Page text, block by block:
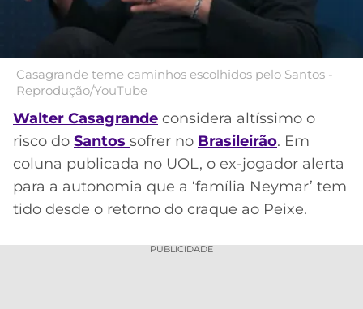
MELHORES
APOSTAS
CASSINOS
ONLINE
MELHORES
CASSINOS
2026
BOTAFOGO
VASCO
INTERNACIONAL
GRÊMIO
PREMIER
LEAGUE
COPA
SUL-
AMERICANA
LIGA
DOS
CAMPEÕES
Casagrande teme caminhos escolhidos pelo Santos -
Reprodução/YouTube
Walter Casagrande considera altíssimo o
risco do Santos sofrer no Brasileirão. Em
coluna publicada no UOL, o ex-jogador alerta
para a autonomia que a ‘família Neymar’ tem
tido desde o retorno do craque ao Peixe.
PUBLICIDADE